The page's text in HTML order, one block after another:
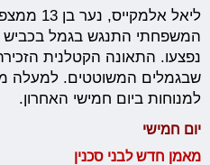
ליאל
נפצעו. התאונה הקטלנית
למנוחות ביום חמישי האחרון.
יום חמישי
מאמן חדש לבני סכנין